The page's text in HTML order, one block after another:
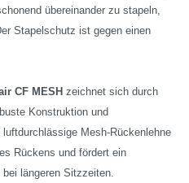
übereinander zu stapeln,
Stapelschutz ist gegen einen
CF MESH zeichnet sich durch
Konstruktion und
Mesh-Rückenlehne
Rückens und fördert ein
längeren Sitzzeiten.